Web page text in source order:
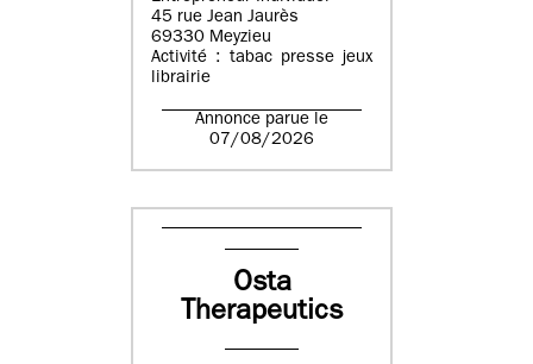
45 rue Jean Jaurès
69330 Meyzieu
Activité : tabac presse jeux
librairie
Annonce parue le
07/08/2026
Osta
Therapeutics